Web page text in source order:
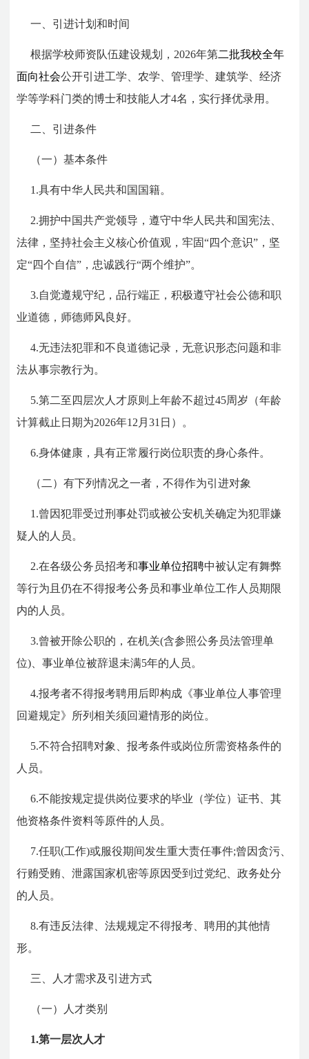
一、引进计划和时间
根据学校师资队伍建设规划，2026年第二批我校全年
面向社会公开引进工学、农学、管理学、建筑学、经济
学等学科门类的博士和技能人才4名，实行择优录用。
二、引进条件
（一）基本条件
1.具有中华人民共和国国籍。
2.拥护中国共产党领导，遵守中华人民共和国宪法、
法律，坚持社会主义核心价值观，牢固“四个意识”，坚
定“四个自信”，忠诚践行“两个维护”。
3.自觉遵规守纪，品行端正，积极遵守社会公德和职
业道德，师德师风良好。
4.无违法犯罪和不良道德记录，无意识形态问题和非
法从事宗教行为。
5.第二至四层次人才原则上年龄不超过45周岁（年龄
计算截止日期为2026年12月31日）。
6.身体健康，具有正常履行岗位职责的身心条件。
（二）有下列情况之一者，不得作为引进对象
1.曾因犯罪受过刑事处罚或被公安机关确定为犯罪嫌
疑人的人员。
2.在各级公务员招考和事业单位招聘中被认定有舞弊
等行为且仍在不得报考公务员和事业单位工作人员期限
内的人员。
3.曾被开除公职的，在机关(含参照公务员法管理单
位)、事业单位被辞退未满5年的人员。
4.报考者不得报考聘用后即构成《事业单位人事管理
回避规定》所列相关须回避情形的岗位。
5.不符合招聘对象、报考条件或岗位所需资格条件的
人员。
6.不能按规定提供岗位要求的毕业（学位）证书、其
他资格条件资料等原件的人员。
7.任职(工作)或服役期间发生重大责任事件;曾因贪污、
行贿受贿、泄露国家机密等原因受到过党纪、政务处分
的人员。
8.有违反法律、法规规定不得报考、聘用的其他情
形。
三、人才需求及引进方式
（一）人才类别
1.第一层次人才